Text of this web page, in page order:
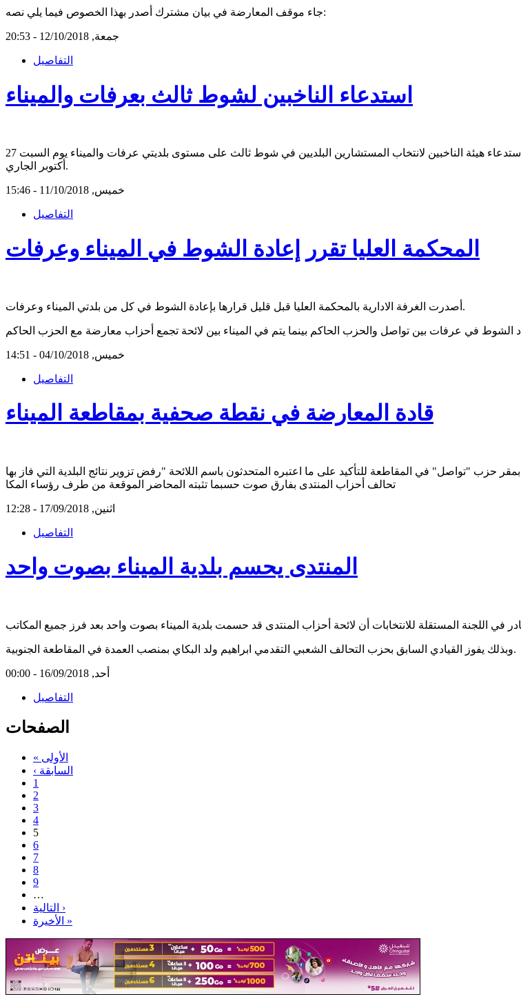
جاء موقف المعارضة في بيان مشترك أصدر بهذا الخصوص فيما يلي نصه:
جمعة, 12/10/2018 - 20:53
التفاصيل
استدعاء الناخبين لشوط ثالث بعرفات والميناء
صادقت الحكومة الموريتانية خلال اجتماع مجلس الوزراء اليوم الخميس على مرسوم استدعاء هيئة الناخبين لانتخاب المستشارين البلديين في شوط ثالث على مستوى بلديتي عرفات والميناء يوم السبت 27
أكتوبر الجاري.
خميس, 11/10/2018 - 15:46
التفاصيل
المحكمة العليا تقرر إعادة الشوط في الميناء وعرفات
أصدرت الغرفة الادارية بالمحكمة العليا قبل قليل قرارها بإعادة الشوط في كل من بلدتي الميناء وعرفات.
خميس, 04/10/2018 - 14:51
التفاصيل
قادة المعارضة في نقطة صحفية بمقاطعة الميناء
حزب "تواصل" في المقاطعة للتأكيد على ما اعتبره المتحدثون باسم اللائحة "رفض تزوير نتائج البلدية التي فاز بها
تحالف أحزاب المنتدى بفارق صوت حسبما تثبته المحاضر الموقعة من طرف رؤساء المكا
اثنين, 17/09/2018 - 12:28
التفاصيل
المنتدى يحسم بلدية الميناء بصوت واحد
وبذلك يفوز القيادي السابق بحزب التحالف الشعبي التقدمي ابراهيم ولد البكاي بمنصب العمدة في المقاطعة الجنوبية.
أحد, 16/09/2018 - 00:00
التفاصيل
الصفحات
« الأولى
‹ السابقة
1
2
3
4
5
6
7
8
9
…
التالية ›
الأخيرة »